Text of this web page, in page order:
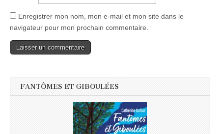
Enregistrer mon nom, mon e-mail et mon site dans le
navigateur pour mon prochain commentaire.
FANTÔMES ET GIBOULÉES